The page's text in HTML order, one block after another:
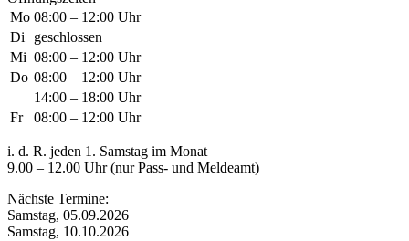
Mo 08:00 – 12:00 Uhr
Di
geschlossen
Mi 08:00 – 12:00 Uhr
Do 08:00 – 12:00 Uhr
14:00 – 18:00 Uhr
Fr
08:00 – 12:00 Uhr
i. d. R. jeden 1. Samstag im Monat
9.00 – 12.00 Uhr (nur Pass- und Meldeamt)
Nächste Termine:
Samstag, 05.09.2026
Samstag, 10.10.2026